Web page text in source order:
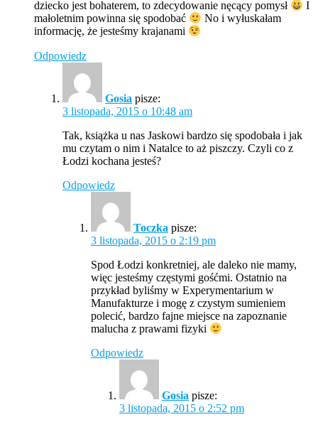
dziecko jest bohaterem, to zdecydowanie nęcący pomysł
I
małoletnim powinna się spodobać
No i wyłuskałam
informację, że jesteśmy krajanami
Odpowiedz
Gosia pisze:
3 listopada, 2015 o 10:48 am
Tak, książka u nas Jaskowi bardzo się spodobała i jak
mu czytam o nim i Natalce to aż piszczy. Czyli co z
Łodzi kochana jesteś?
Odpowiedz
Toczka pisze:
3 listopada, 2015 o 2:19 pm
Spod Łodzi konkretniej, ale daleko nie mamy,
więc jesteśmy częstymi gośćmi. Ostatnio na
przykład byliśmy w Experymentarium w
Manufakturze i mogę z czystym sumieniem
polecić, bardzo fajne miejsce na zapoznanie
malucha z prawami fizyki
Odpowiedz
Gosia pisze:
3 listopada, 2015 o 2:52 pm